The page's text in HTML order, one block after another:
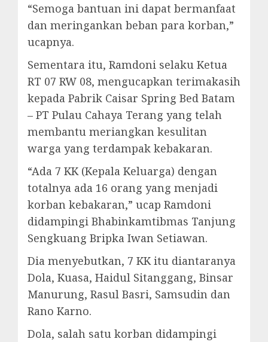
“Semoga bantuan ini dapat bermanfaat
dan meringankan beban para korban,”
ucapnya.
Sementara itu, Ramdoni selaku Ketua
RT 07 RW 08, mengucapkan terimakasih
kepada Pabrik Caisar Spring Bed Batam
– PT Pulau Cahaya Terang yang telah
membantu meriangkan kesulitan
warga yang terdampak kebakaran.
“Ada 7 KK (Kepala Keluarga) dengan
totalnya ada 16 orang yang menjadi
korban kebakaran,” ucap Ramdoni
didampingi Bhabinkamtibmas Tanjung
Sengkuang Bripka Iwan Setiawan.
Dia menyebutkan, 7 KK itu diantaranya
Dola, Kuasa, Haidul Sitanggang, Binsar
Manurung, Rasul Basri, Samsudin dan
Rano Karno.
Dola, salah satu korban didampingi